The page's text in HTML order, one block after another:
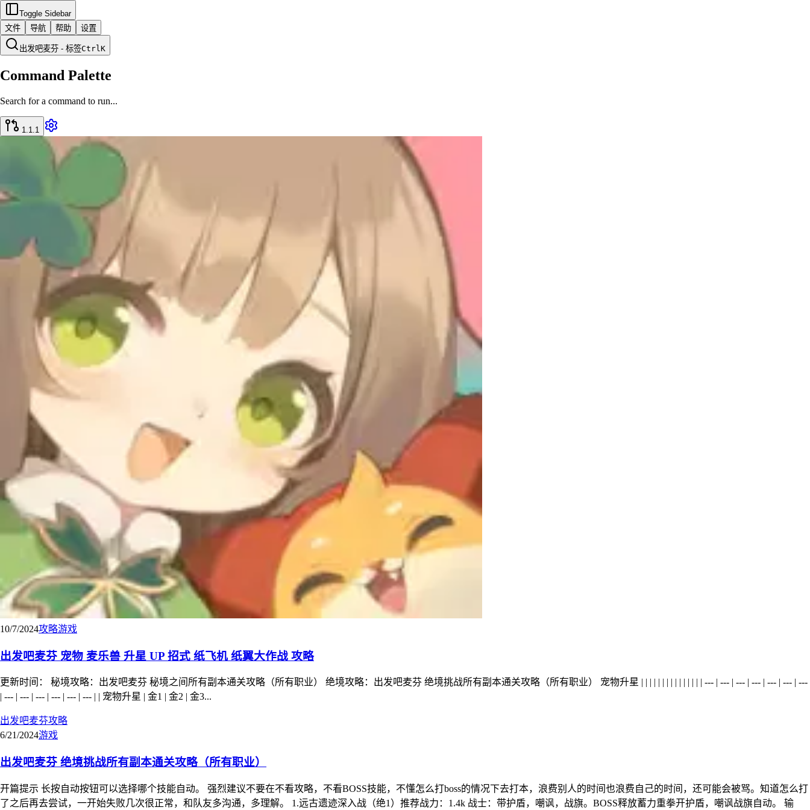
Toggle Sidebar
文件
导航 帮助 设置
出发吧麦芬 - 标签CtrlK
Command Palette
Search for a command to run...
1.1.1
10/7/2024攻略游戏
出发吧麦芬 宠物 麦乐兽 升星 UP 招式 纸飞机 纸翼大作战 攻略
更新时间： 秘境攻略：出发吧麦芬 秘境之间所有副本通关攻略（所有职业） 绝境攻略：出发吧麦芬 绝境挑战所有副本通关攻略（所有职业） 宠物升星 | | | | | | | | | | | | | | | --- | --- | --- | --- | --- | --- | ---
| --- | --- | --- | --- | --- | --- | | 宠物升星 | 金1 | 金2 | 金3...
出发吧麦芬攻略
6/21/2024游戏
出发吧麦芬 绝境挑战所有副本通关攻略（所有职业）
开篇提示 长按自动按钮可以选择哪个技能自动。 强烈建议不要在不看攻略，不看BOSS技能，不懂怎么打boss的情况下去打本，浪费别人的时间也浪费自己的时间，还可能会被骂。知道怎么打
了之后再去尝试，一开始失败几次很正常，和队友多沟通，多理解。 1.远古遗迹深入战（绝1）推荐战力：1.4k 战士：带护盾，嘲讽，战旗。BOSS释放蓄力重拳开护盾，嘲讽战旗自动。 输